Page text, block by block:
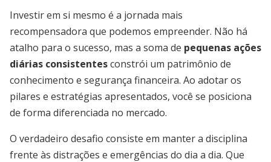
Investir em si mesmo é a jornada mais
recompensadora que podemos empreender. Não há
atalho para o sucesso, mas a soma de pequenas ações
diárias consistentesconstrói um patrimônio de
conhecimento e segurança financeira. Ao adotar os
pilares e estratégias apresentados, você se posiciona
de forma diferenciada no mercado.
O verdadeiro desafio consiste em manter a disciplina
frente às distrações e emergências do dia a dia. Que